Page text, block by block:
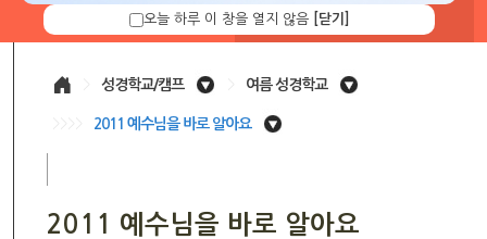
니다.
성경학교/캠프 여름 성경학교
2011 예수님을 바로 알아요
2011 예수님을 바로 알아요
오늘 하루 이 창을 열지 않음 [닫기]